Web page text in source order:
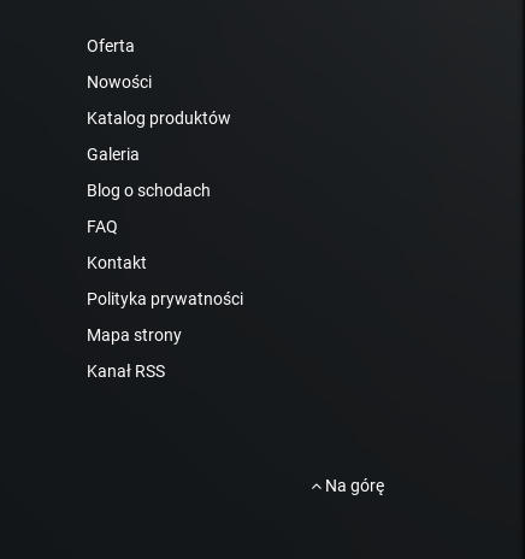
Oferta
Nowości
Katalog produktów
Galeria
Blog o schodach
FAQ
Kontakt
Polityka prywatności
Mapa strony
Kanał RSS
Na górę